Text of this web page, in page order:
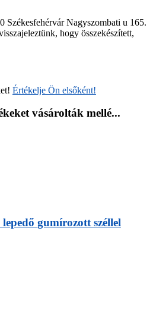
Székesfehérvár Nagyszombati u 165.
hogy összekészített,
Értékelje Ön elsőként!
vásárolták mellé...
gumírozott széllel